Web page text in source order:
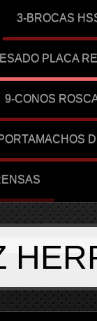
3-BROCAS
PLACA
9-CONOS